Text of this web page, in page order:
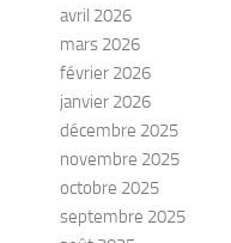
avril 2026
mars 2026
février 2026
janvier 2026
décembre 2025
novembre 2025
octobre 2025
septembre 2025